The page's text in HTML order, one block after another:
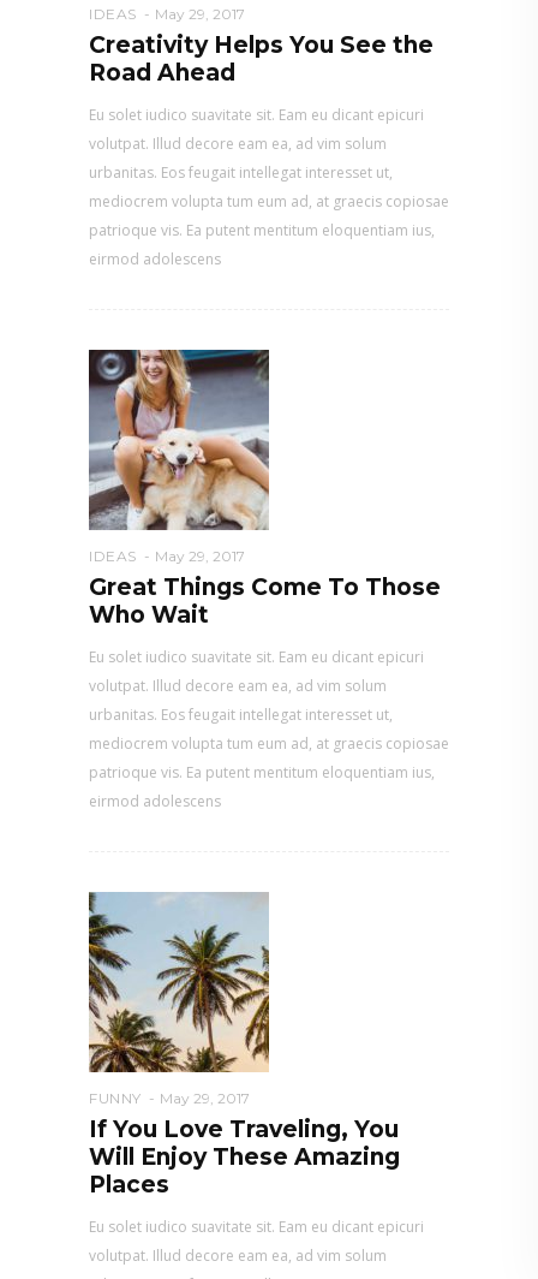
IDEAS May 29, 2017
Creativity Helps You See the
Road Ahead
Eu solet iudico suavitate sit. Eam eu dicant epicuri
volutpat. Illud decore eam ea, ad vim solum
urbanitas. Eos feugait intellegat interesset ut,
mediocrem volupta tum eum ad, at graecis copiosae
patrioque vis. Ea putent mentitum eloquentiam ius,
eirmod adolescens
IDEAS May 29, 2017
Great Things Come To Those
Who Wait
Eu solet iudico suavitate sit. Eam eu dicant epicuri
volutpat. Illud decore eam ea, ad vim solum
urbanitas. Eos feugait intellegat interesset ut,
mediocrem volupta tum eum ad, at graecis copiosae
patrioque vis. Ea putent mentitum eloquentiam ius,
eirmod adolescens
FUNNY May 29, 2017
If You Love Traveling, You
Will Enjoy These Amazing
Places
Eu solet iudico suavitate sit. Eam eu dicant epicuri
volutpat. Illud decore eam ea, ad vim solum